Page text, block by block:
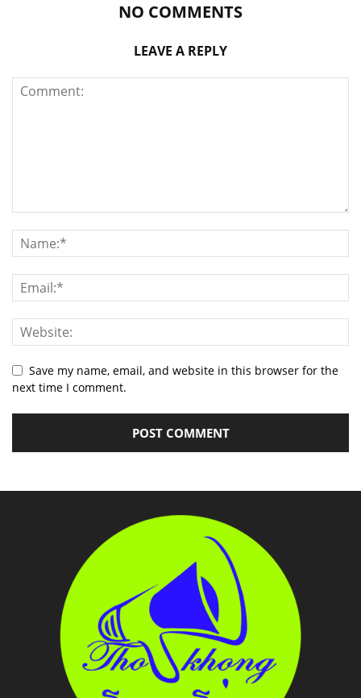
NO COMMENTS
LEAVE A REPLY
Save my name, email, and website in this browser for the
next time I comment.